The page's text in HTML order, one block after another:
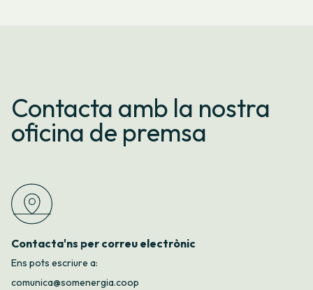
Contacta amb la nostra
oficina de premsa
Contacta'ns per correu electrònic
Ens pots escriure a:
comunica@somenergia.coop